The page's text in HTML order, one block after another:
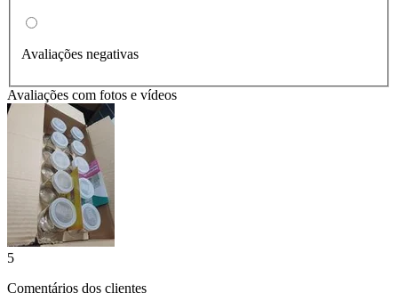
Avaliações negativas
Avaliações com fotos e vídeos
5
Comentários dos clientes